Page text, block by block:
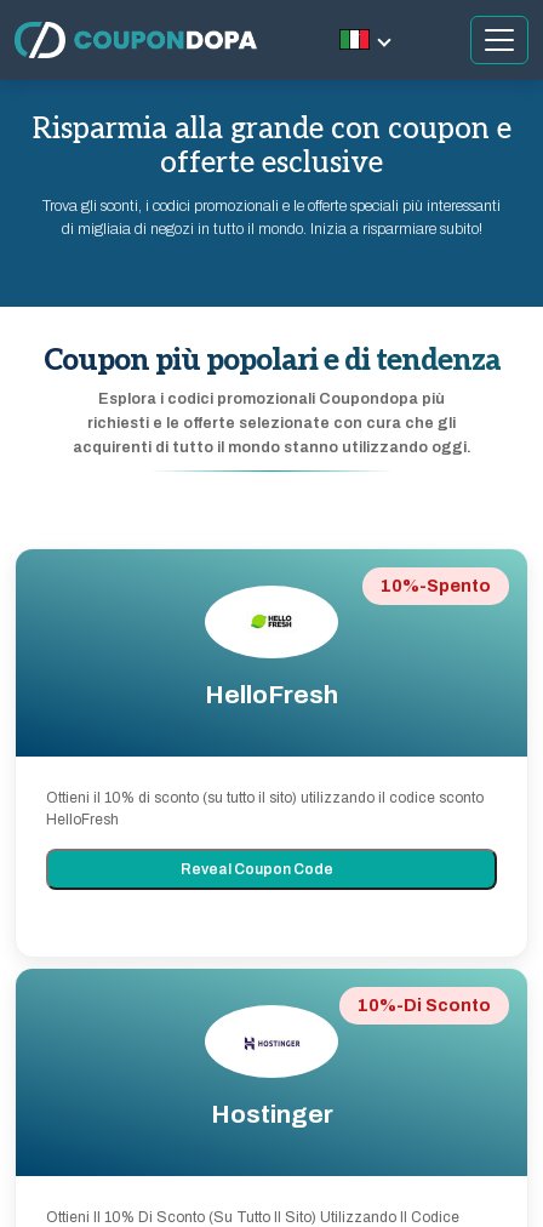
Risparmia alla grande con coupon e
offerte esclusive
Trova gli sconti, i codici promozionali e le offerte speciali più interessanti
di migliaia di negozi in tutto il mondo. Inizia a risparmiare subito!
Coupon più popolari e di tendenza
Esplora i codici promozionali Coupondopa più
richiesti e le offerte selezionate con cura che gli
acquirenti di tutto il mondo stanno utilizzando oggi.
10%-Spento
HelloFresh
Ottieni il 10% di sconto (su tutto il sito) utilizzando il codice sconto
HelloFresh
Reveal Coupon Code
10%-Di Sconto
Hostinger
Ottieni Il 10% Di Sconto (Su Tutto Il Sito) Utilizzando Il Codice